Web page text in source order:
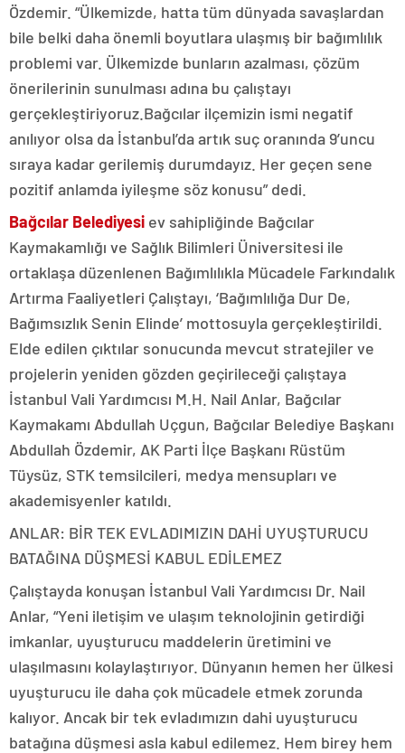
Özdemir. “Ülkemizde, hatta tüm dünyada savaşlardan
bile belki daha önemli boyutlara ulaşmış bir bağımlılık
problemi var. Ülkemizde bunların azalması, çözüm
önerilerinin sunulması adına bu çalıştayı
gerçekleştiriyoruz.Bağcılar ilçemizin ismi negatif
anılıyor olsa da İstanbul’da artık suç oranında 9’uncu
sıraya kadar gerilemiş durumdayız. Her geçen sene
pozitif anlamda iyileşme söz konusu” dedi.
Bağcılar Belediyesi ev sahipliğinde Bağcılar
Kaymakamlığı ve Sağlık Bilimleri Üniversitesi ile
ortaklaşa düzenlenen Bağımlılıkla Mücadele Farkındalık
Artırma Faaliyetleri Çalıştayı, ‘Bağımlılığa Dur De,
Bağımsızlık Senin Elinde’ mottosuyla gerçekleştirildi.
Elde edilen çıktılar sonucunda mevcut stratejiler ve
projelerin yeniden gözden geçirileceği çalıştaya
İstanbul Vali Yardımcısı M.H. Nail Anlar, Bağcılar
Kaymakamı Abdullah Uçgun, Bağcılar Belediye Başkanı
Abdullah Özdemir, AK Parti İlçe Başkanı Rüstüm
Tüysüz, STK temsilcileri, medya mensupları ve
akademisyenler katıldı.
ANLAR: BİR TEK EVLADIMIZIN DAHİ UYUŞTURUCU
BATAĞINA DÜŞMESİ KABUL EDİLEMEZ
Çalıştayda konuşan İstanbul Vali Yardımcısı Dr. Nail
Anlar, “Yeni iletişim ve ulaşım teknolojinin getirdiği
imkanlar, uyuşturucu maddelerin üretimini ve
ulaşılmasını kolaylaştırıyor. Dünyanın hemen her ülkesi
uyuşturucu ile daha çok mücadele etmek zorunda
kalıyor. Ancak bir tek evladımızın dahi uyuşturucu
batağına düşmesi asla kabul edilemez. Hem birey hem